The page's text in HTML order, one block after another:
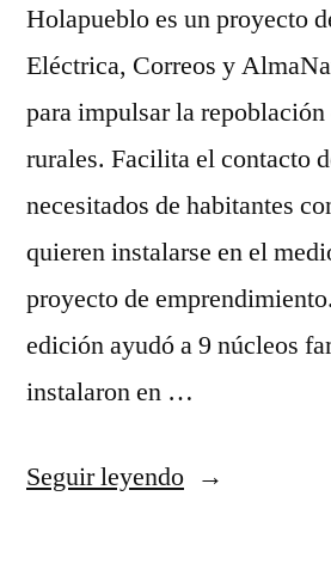
Holapueblo es un proyecto
Eléctrica, Correos y
para impulsar la repoblación
rurales. Facilita el contacto
necesitados de habitantes
quieren instalarse en el
proyecto de
edición ayudó a 9 núcleos
instalaron en …
Seguir leyendo«Buscando